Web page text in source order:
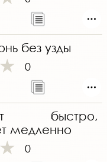
без узды
0
быстро,
медленно
0